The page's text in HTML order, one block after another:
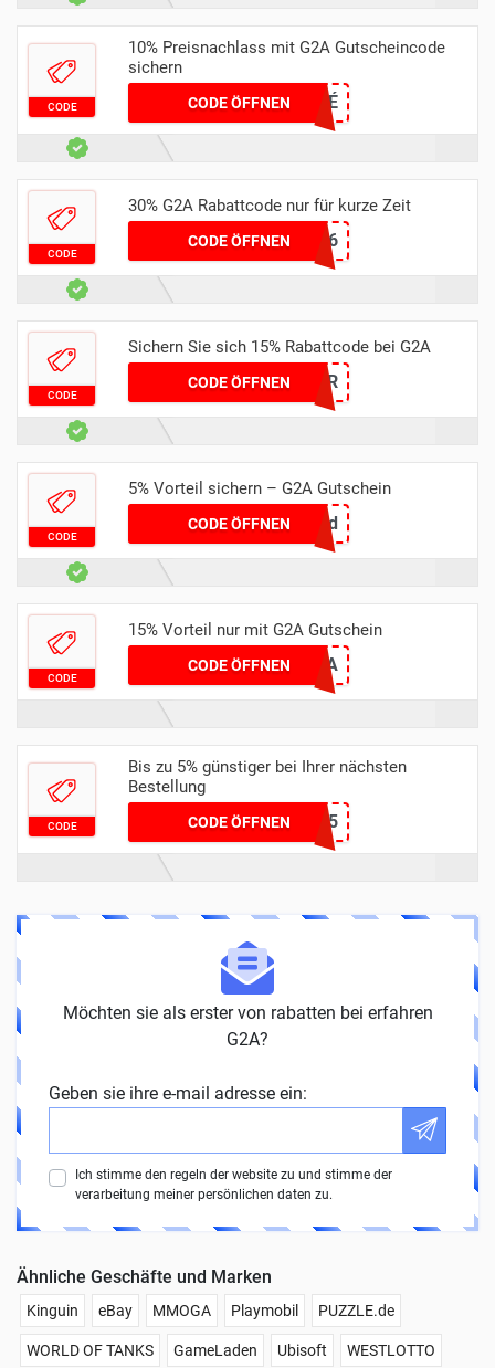
CODE
10% Preisnachlass mit G2A Gutscheincode
sichern
CODE ÖFFNEN
SPONSORISÉ
CODE
30% G2A Rabattcode nur für kurze Zeit
CODE ÖFFNEN
NLT0293LXDQUK6
CODE
Sichern Sie sich 15% Rabattcode bei G2A
CODE ÖFFNEN
G2ASUMMER
CODE
5% Vorteil sichern – G2A Gutschein
CODE ÖFFNENpromkod
CODE
15% Vorteil nur mit G2A Gutschein
CODE ÖFFNENRICHIEXG2A
CODE
Bis zu 5% günstiger bei Ihrer nächsten
Bestellung
CODE ÖFFNENXMAS5
Möchten sie als erster von rabatten bei erfahren
G2A?
Geben sie ihre e-mail adresse ein:
Ich stimme den regeln der website zu und stimme der
verarbeitung meiner persönlichen daten zu.
Ähnliche Geschäfte und Marken
Kinguin eBay MMOGA Playmobil PUZZLE.de
WORLD OF TANKS GameLaden Ubisoft WESTLOTTO